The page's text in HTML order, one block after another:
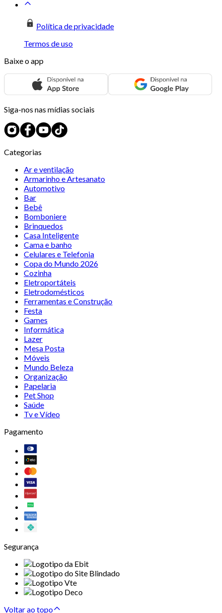
Política de privacidade
Termos de uso
Baixe o app
Siga-nos nas mídias sociais
Categorias
Ar e ventilação
Armarinho e Artesanato
Automotivo
Bar
Bebê
Bomboniere
Brinquedos
Casa Inteligente
Cama e banho
Celulares e Telefonia
Copa do Mundo 2026
Cozinha
Eletroportáteis
Eletrodomésticos
Ferramentas e Construção
Festa
Games
Informática
Lazer
Mesa Posta
Móveis
Mundo Beleza
Organização
Papelaria
Pet Shop
Saúde
Tv e Vídeo
Pagamento
Segurança
Voltar ao topo